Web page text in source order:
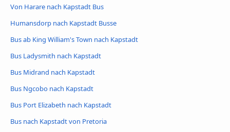
Von Harare nach Kapstadt Bus
Humansdorp nach Kapstadt Busse
Bus ab King William's Town nach Kapstadt
Bus Ladysmith nach Kapstadt
Bus Midrand nach Kapstadt
Bus Ngcobo nach Kapstadt
Bus Port Elizabeth nach Kapstadt
Bus nach Kapstadt von Pretoria